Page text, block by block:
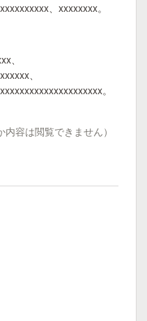
、xxxxxxxx。
、
、
。
容は閲覧できません）